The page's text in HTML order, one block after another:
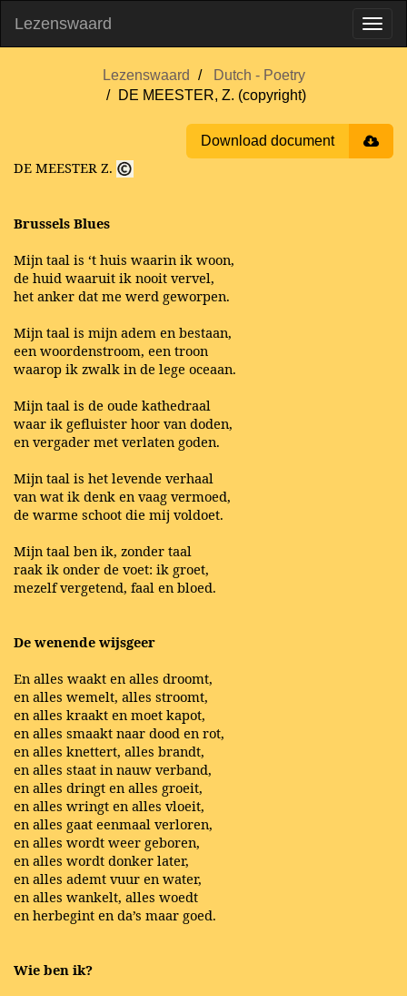
Lezenswaard
Lezenswaard
Dutch - Poetry
DE MEESTER, Z. (copyright)
Download document
DE MEESTER Z.
Brussels Blues
Mijn taal is ‘t huis waarin ik woon,
de huid waaruit ik nooit vervel,
het anker dat me werd geworpen.
Mijn taal is mijn adem en bestaan,
een woordenstroom, een troon
waarop ik zwalk in de lege oceaan.
Mijn taal is de oude kathedraal
waar ik gefluister hoor van doden,
en vergader met verlaten goden.
Mijn taal is het levende verhaal
van wat ik denk en vaag vermoed,
de warme schoot die mij voldoet.
Mijn taal ben ik, zonder taal
raak ik onder de voet: ik groet,
mezelf vergetend, faal en bloed.
De wenende wijsgeer
En alles waakt en alles droomt,
en alles wemelt, alles stroomt,
en alles kraakt en moet kapot,
en alles smaakt naar dood en rot,
en alles knettert, alles brandt,
en alles staat in nauw verband,
en alles dringt en alles groeit,
en alles wringt en alles vloeit,
en alles gaat eenmaal verloren,
en alles wordt weer geboren,
en alles wordt donker later,
en alles ademt vuur en water,
en alles wankelt, alles woedt
en herbegint en da’s maar goed.
Wie ben ik?